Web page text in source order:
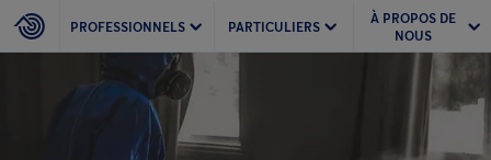
PROFESSIONNELS PARTICULIERS
À PROPOS DE
NOUS